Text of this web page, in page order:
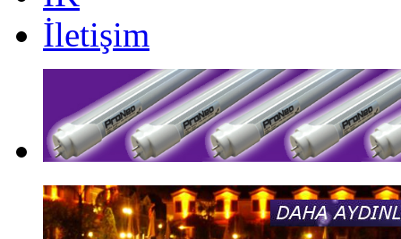
İletişim